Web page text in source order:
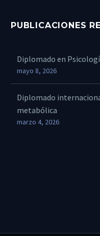
PUBLICACIONES
Diplomado en
mayo 8, 2026
Diplomado
metabólica
marzo 4, 2026